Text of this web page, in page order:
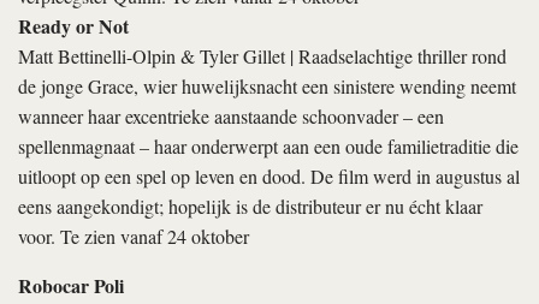
Ready or Not
Matt Bettinelli-Olpin & Tyler Gillet | Raadselachtige thriller rond
de jonge Grace, wier huwelijksnacht een sinistere wending neemt
wanneer haar excentrieke aanstaande schoonvader – een
spellenmagnaat – haar onderwerpt aan een oude familietraditie die
uitloopt op een spel op leven en dood. De film werd in augustus al
eens aangekondigt; hopelijk is de distributeur er nu écht klaar
voor. Te zien vanaf 24 oktober
Robocar Poli